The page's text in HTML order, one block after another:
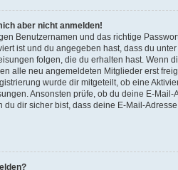
aber nicht anmelden!
Benutzernamen und das richtige
ist und du angegeben hast, dass du
folgen, die du erhalten hast. Wenn
alle neu angemeldeten Mitglieder erst
wurde dir mitgeteilt, ob eine
Ansonsten prüfe, ob du deine E-
du dir sicher bist, dass deine E-Mail-